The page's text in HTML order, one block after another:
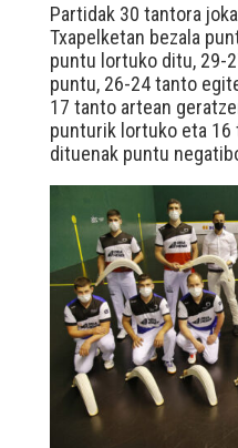
Partidak 30 tantora
Txapelketan bezala
puntu lortuko ditu, 29-
puntu, 26-24 tanto
17 tanto artean
punturik lortuko eta
dituenak puntu